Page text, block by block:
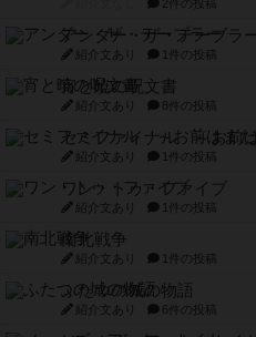
2件の投稿
アンダー・ザ・テーブラ
紹介文あり 1件の投稿
宵と暁の呪文書
紹介文あり 8件の投稿
セミファイナル ～お前
紹介文あり 1件の投稿
ワン・トゥ・ファイブ
紹介文あり 1件の投稿
南北戦争
紹介文あり 1件の投稿
ふたつの城の物語
紹介文あり 6件の投稿